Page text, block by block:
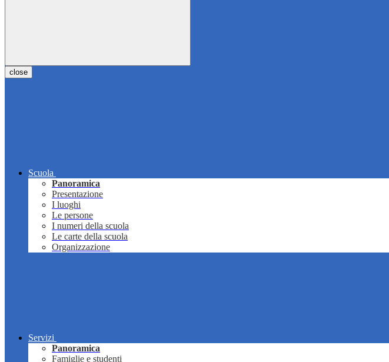
close
Scuola
Panoramica
Presentazione
I luoghi
Le persone
I numeri della scuola
Le carte della scuola
Organizzazione
Servizi
Panoramica
Famiglie e studenti